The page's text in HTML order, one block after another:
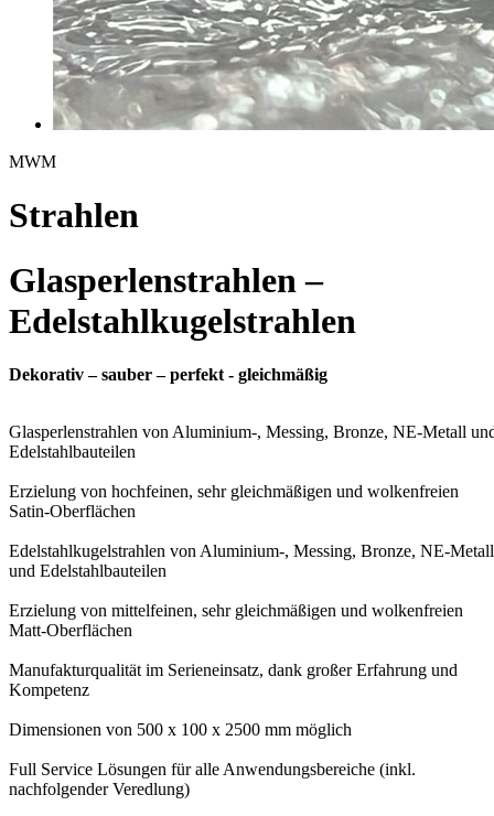
MWM
Strahlen
Glasperlenstrahlen –
Edelstahlkugelstrahlen
Dekorativ – sauber – perfekt - gleichmäßig
Glasperlenstrahlen von Aluminium-, Messing, Bronze, NE-Metall
Edelstahlbauteilen
Erzielung von hochfeinen, sehr gleichmäßigen und wolkenfreien
Satin-Oberflächen
Edelstahlkugelstrahlen von Aluminium-, Messing, Bronze, NE-Metall
und Edelstahlbauteilen
Erzielung von mittelfeinen, sehr gleichmäßigen und wolkenfreien
Matt-Oberflächen
Manufakturqualität im Serieneinsatz, dank großer Erfahrung und
Kompetenz
Dimensionen von 500 x 100 x 2500 mm möglich
Full Service Lösungen für alle Anwendungsbereiche (inkl.
nachfolgender Veredlung)